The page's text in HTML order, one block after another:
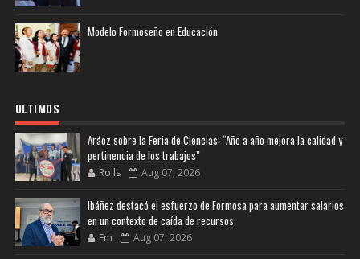
Modelo Formoseño en Educación
ULTIMOS
Aráoz sobre la Feria de Ciencias: “Año a año mejora la calidad y
pertinencia de los trabajos”
Rolls Aug 07, 2026
Ibáñez destacó el esfuerzo de Formosa para aumentar salarios
en un contexto de caída de recursos
Fm Aug 07, 2026